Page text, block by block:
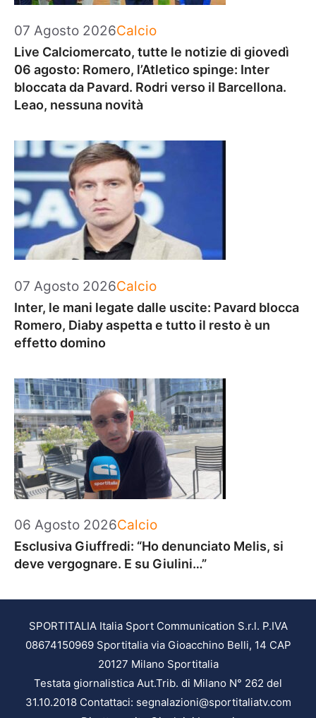
07 Agosto 2026Categorie
Calcio
Live Calciomercato, tutte le notizie di giovedì
06 agosto: Romero, l’Atletico spinge: Inter
bloccata da Pavard. Rodri verso il Barcellona.
Leao, nessuna novità
07 Agosto 2026Categorie
Calcio
Inter, le mani legate dalle uscite: Pavard blocca
Romero, Diaby aspetta e tutto il resto è un
effetto domino
06 Agosto 2026Categorie
Calcio
Esclusiva Giuffredi: “Ho denunciato Melis, si
deve vergognare. E su Giulini…”
SPORTITALIA Italia Sport Communication S.r.l. P.IVA
08674150969 Sportitalia via Gioacchino Belli, 14 CAP
20127 Milano Sportitalia
Testata giornalistica Aut.Trib. di Milano N° 262 del
31.10.2018 Contattaci: segnalazioni@sportitaliatv.com